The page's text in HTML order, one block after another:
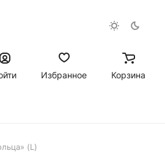
Избранное Корзина
(L)